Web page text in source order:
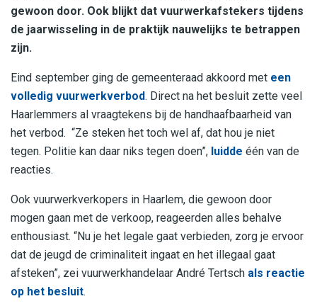
gewoon door. Ook blijkt dat vuurwerkafstekers tijdens
de jaarwisseling in de praktijk nauwelijks te betrappen
zijn.
Eind september ging de gemeenteraad akkoord met een
volledig vuurwerkverbod. Direct na het besluit zette veel
Haarlemmers al vraagtekens bij de handhaafbaarheid van
het verbod. “Ze steken het toch wel af, dat hou je niet
tegen. Politie kan daar niks tegen doen”, luidde één van de
reacties.
Ook vuurwerkverkopers in Haarlem, die gewoon door
mogen gaan met de verkoop, reageerden alles behalve
enthousiast. “Nu je het legale gaat verbieden, zorg je ervoor
dat de jeugd de criminaliteit ingaat en het illegaal gaat
afsteken”, zei vuurwerkhandelaar André Tertsch als reactie
op het besluit.